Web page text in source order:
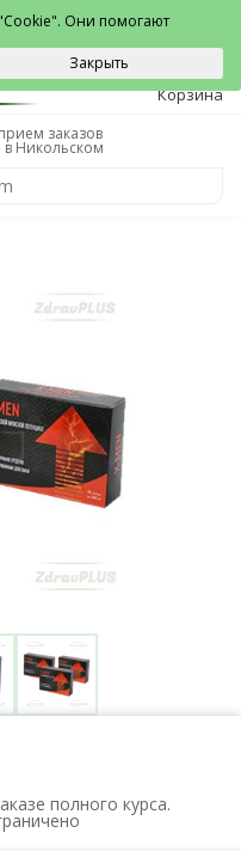
0
Корзина
заказов
в Никольском
полного курса.
Они помогают
Закрыть